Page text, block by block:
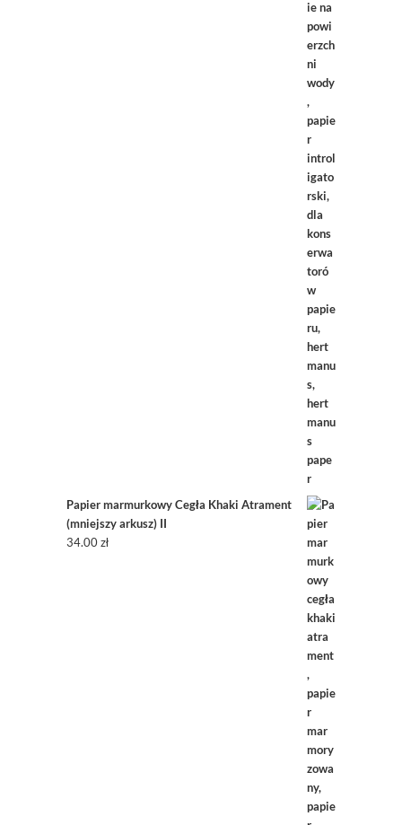
Papier marmurkowy Cegła Khaki Atrament
(mniejszy arkusz) II
34.00zł